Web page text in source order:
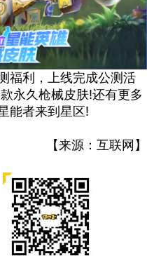
福利，上线完成公测活
永久枪械皮肤!还有更多
能者来到星区!
【来源：互联网】